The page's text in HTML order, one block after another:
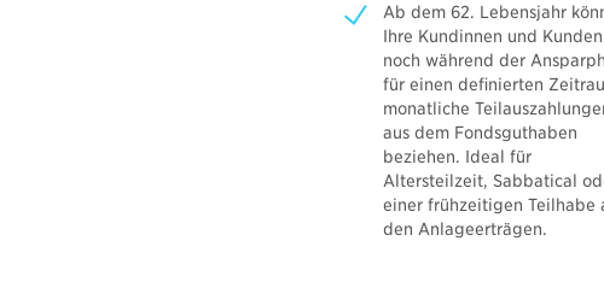
Ab dem 62. Lebensjahr
Ihre Kundinnen und Kunden
noch während der
für einen definierten
monatliche
aus dem Fondsguthaben
beziehen. Ideal für
Altersteilzeit, Sabbatical
einer frühzeitigen Teilhabe
den Anlageerträgen.